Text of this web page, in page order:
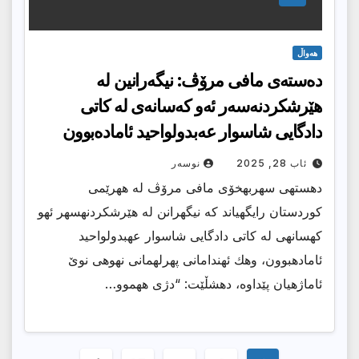
هەواڵ
ده‌سته‌ی مافی مرۆڤ: نیگه‌رانین له‌
هێرشكردنه‌سه‌ر ئه‌و كه‌سانه‌ی‌ له‌ كاتی‌
دادگایی شاسوار عه‌بدولواحید ئاماده‌بوون
ئاب 28, 2025 نوسەر
دهستهی سهربهخۆی مافی مرۆڤ له ههرێمی
كوردستان رایگهیاند كه نیگهرانن له هێرشكردنهسهر ئهو
كهسانهی له كاتی دادگایی شاسوار عهبدولواحید
ئامادهبوون، وهك ئهندامانی پهرلهمانی نهوهی نوێ
ئاماژهیان پێداوه، دهشڵێت: “دژی ههموو…